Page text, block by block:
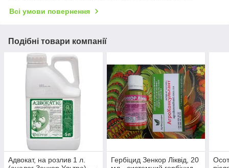
Всі умови повернення
Подібні товари компанії
Адвокат, на розлив 1 л.
Гербіцид Зенкор Ліквід, 20